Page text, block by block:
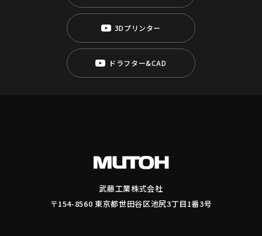
3Dプリンター
ドラフター&CAD
武藤工業株式会社
〒154-8560 東京都世田谷区池尻3丁目1番3号